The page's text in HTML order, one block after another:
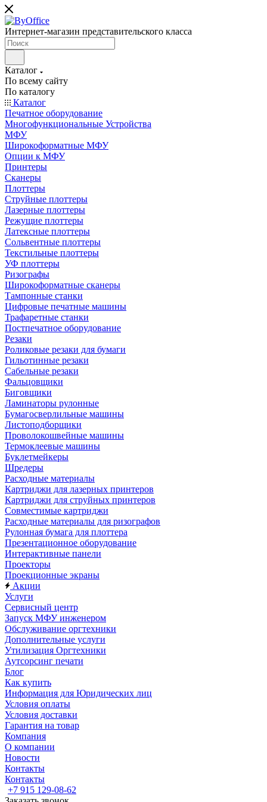
Интернет-магазин представительского класса
Каталог
По всему сайту
По каталогу
Каталог
Печатное оборудование
Многофункциональные Устройства
МФУ
Широкоформатные МФУ
Опции к МФУ
Принтеры
Сканеры
Плоттеры
Струйные плоттеры
Лазерные плоттеры
Режущие плоттеры
Латексные плоттеры
Сольвентные плоттеры
Текстильные плоттеры
УФ плоттеры
Ризографы
Широкоформатные сканеры
Тампонные станки
Цифровые печатные машины
Трафаретные станки
Постпечатное оборудование
Резаки
Роликовые резаки для бумаги
Гильотинные резаки
Сабельные резаки
Фальцовщики
Биговщики
Ламинаторы рулонные
Бумагосверлильные машины
Листоподборщики
Проволокошвейные машины
Термоклеевые машины
Буклетмейкеры
Шредеры
Расходные материалы
Картриджи для лазерных принтеров
Картриджи для струйных принтеров
Совместимые картриджи
Расходные материалы для ризографов
Рулонная бумага для плоттера
Презентационное оборудование
Интерактивные панели
Проекторы
Проекционные экраны
Акции
Услуги
Сервисный центр
Запуск МФУ инженером
Обслуживание оргтехники
Дополнительные услуги
Утилизация Оргтехники
Аутсорсинг печати
Блог
Как купить
Информация для Юридических лиц
Условия оплаты
Условия доставки
Гарантия на товар
Компания
О компании
Новости
Контакты
Контакты
+7 915 129-08-62